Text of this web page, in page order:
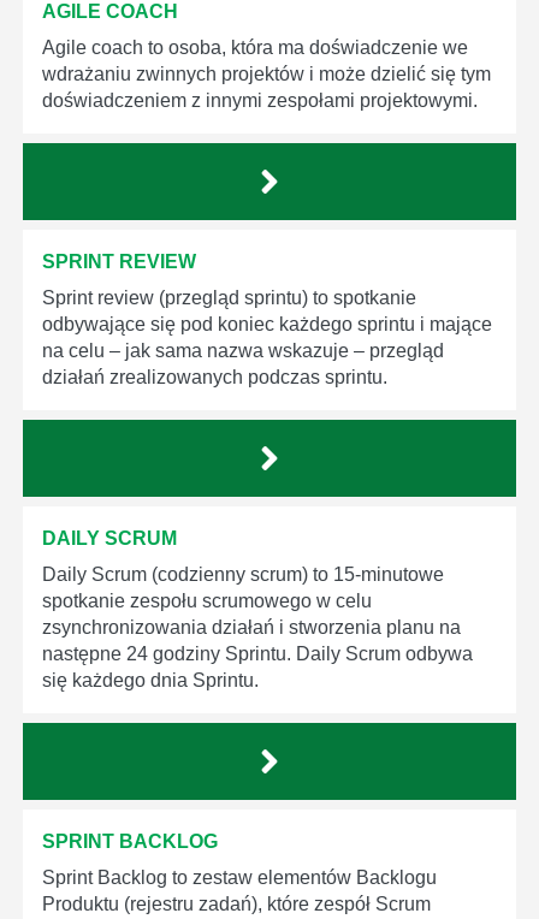
AGILE COACH
Agile coach to osoba, która ma doświadczenie we
wdrażaniu zwinnych projektów i może dzielić się tym
doświadczeniem z innymi zespołami projektowymi.
SPRINT REVIEW
Sprint review (przegląd sprintu) to spotkanie
odbywające się pod koniec każdego sprintu i mające
na celu – jak sama nazwa wskazuje – przegląd
działań zrealizowanych podczas sprintu.
DAILY SCRUM
Daily Scrum (codzienny scrum) to 15-minutowe
spotkanie zespołu scrumowego w celu
zsynchronizowania działań i stworzenia planu na
następne 24 godziny Sprintu. Daily Scrum odbywa
się każdego dnia Sprintu.
SPRINT BACKLOG
Sprint Backlog to zestaw elementów Backlogu
Produktu (rejestru zadań), które zespół Scrum